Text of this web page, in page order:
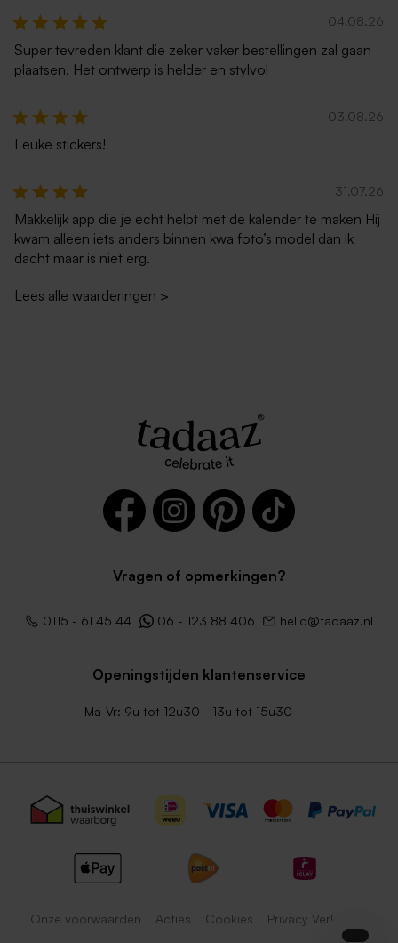
04.08.26
Super tevreden klant die zeker vaker bestellingen zal gaan
plaatsen. Het ontwerp is helder en stylvol
03.08.26
Leuke stickers!
31.07.26
Makkelijk app die je echt helpt met de kalender te maken Hij
kwam alleen iets anders binnen kwa foto’s model dan ik
dacht maar is niet erg.
Lees alle waarderingen >
Vragen of opmerkingen?
0115 - 61 45 44 06 - 123 88 406 hello@tadaaz.nl
Openingstijden klantenservice
Ma-Vr: 9u tot 12u30 - 13u tot 15u30
Onze voorwaarden Acties Cookies Privacy Verklaring